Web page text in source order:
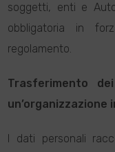
soggetti, enti e
obbligatoria in
regolamento.
Trasferimento
un’organizzazione
I dati personali